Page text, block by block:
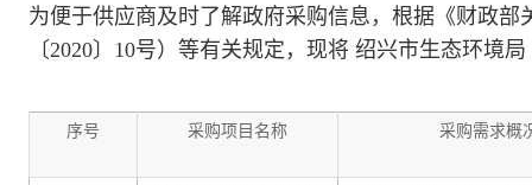
为便于供应商及时了解政府采购信息，根据《财政
〔2020〕10号）等有关规定，现将 绍兴市生态环境局
序号 采购项目名称 采购需求概